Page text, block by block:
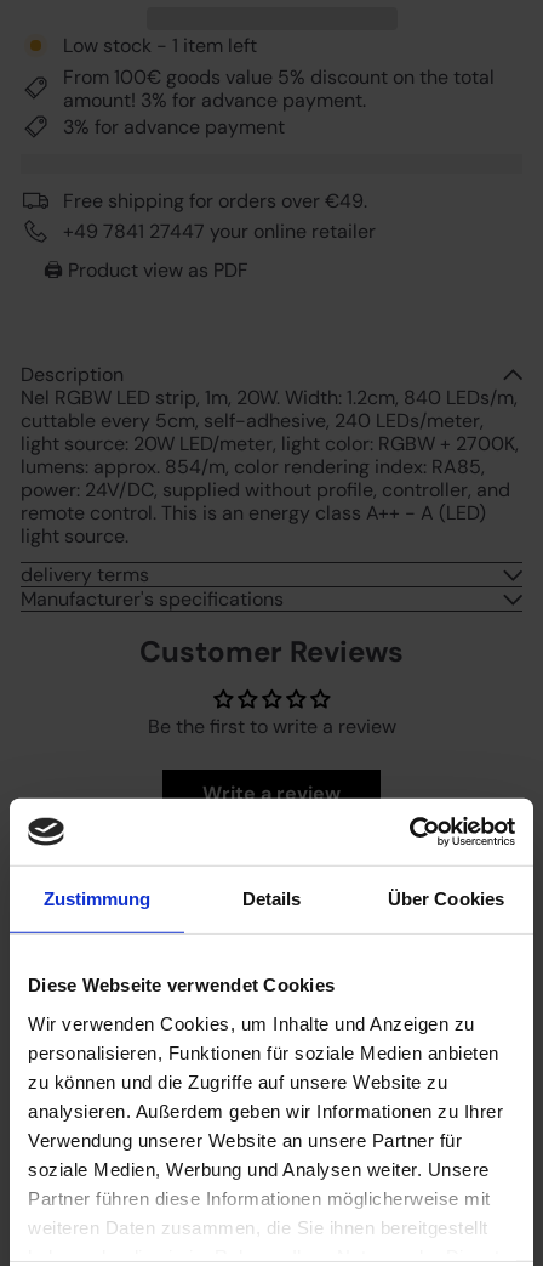
Zustimmung Details Über Cookies
Diese Webseite verwendet Cookies
Wir verwenden Cookies, um Inhalte und Anzeigen zu
personalisieren, Funktionen für soziale Medien anbieten
zu können und die Zugriffe auf unsere Website zu
analysieren. Außerdem geben wir Informationen zu Ihrer
Verwendung unserer Website an unsere Partner für
soziale Medien, Werbung und Analysen weiter. Unsere
Partner führen diese Informationen möglicherweise mit
weiteren Daten zusammen, die Sie ihnen bereitgestellt
Low stock - 1 item left
From 100€ goods value 5% discount on the total
amount! 3% for advance payment.
3% for advance payment
Free shipping for orders over €49.
+49 7841 27447 your online retailer
🖨️ Product view as PDF
Description
Nel RGBW LED strip, 1m, 20W. Width: 1.2cm, 840 LEDs/m,
cuttable every 5cm, self-adhesive, 240 LEDs/meter,
light source: 20W LED/meter, light color: RGBW + 2700K,
lumens: approx. 854/m, color rendering index: RA85,
power: 24V/DC, supplied without profile, controller, and
remote control. This is an energy class A++ - A (LED)
light source.
delivery terms
Manufacturer's specifications
Customer Reviews
Be the first to write a review
Write a review
You might like it too?
Add to cart